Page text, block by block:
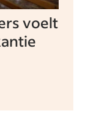
voelt